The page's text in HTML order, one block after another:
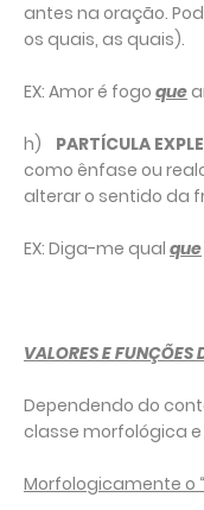
antes na oração.
os quais, as quais).
EX: Amor é fogo que
h) PARTÍCULA
como ênfase ou
alterar o sentido da
EX: Diga-me qual que
VALORES E FUNÇÕES
Dependendo do
classe morfológica
Morfologicamente o “